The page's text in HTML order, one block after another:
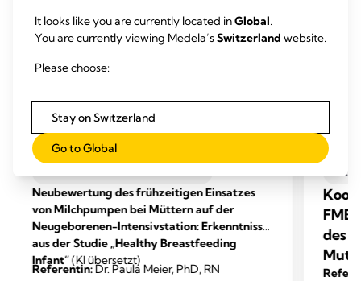
Neubewertung des frühzeitigen Einsatzes
von Milchpumpen bei Müttern auf der
Neugeborenen-Intensivstation: Erkenntnisse
aus der Studie „Healthy Breastfeeding
Infant“(KI übersetzt)
Referentin:Dr. Paula Meier, PhD, RN
des
It looks like you are currently located inGlobal.
You are currently viewing Medela’sSwitzerland website.
Please choose:
Stay on Switzerland
Go to Global